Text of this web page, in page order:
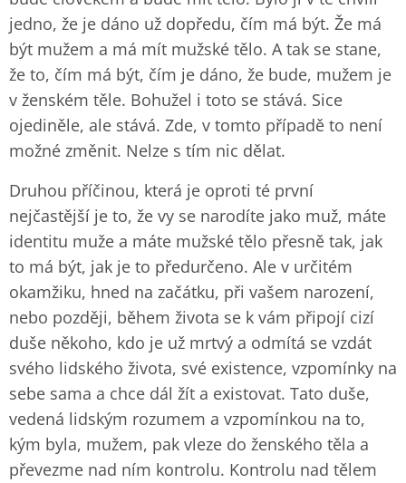
jedno, že je dáno už dopředu, čím má být. Že má
být mužem a má mít mužské tělo. A tak se stane,
že to, čím má být, čím je dáno, že bude, mužem je
v ženském těle. Bohužel i toto se stává. Sice
ojediněle, ale stává. Zde, v tomto případě to není
možné změnit. Nelze s tím nic dělat.
Druhou příčinou, která je oproti té první
nejčastější je to, že vy se narodíte jako muž, máte
identitu muže a máte mužské tělo přesně tak, jak
to má být, jak je to předurčeno. Ale v určitém
okamžiku, hned na začátku, při vašem narození,
nebo později, během života se k vám připojí cizí
duše někoho, kdo je už mrtvý a odmítá se vzdát
svého lidského života, své existence, vzpomínky na
sebe sama a chce dál žít a existovat. Tato duše,
vedená lidským rozumem a vzpomínkou na to,
kým byla, mužem, pak vleze do ženského těla a
převezme nad ním kontrolu. Kontrolu nad tělem